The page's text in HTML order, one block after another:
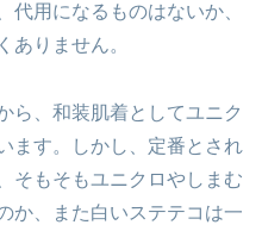
代用になるものはないか、
ありません。
ら、和装肌着としてユニク
ます。しかし、定番とされ
そもそもユニクロやしまむ
か、また白いステテコは一